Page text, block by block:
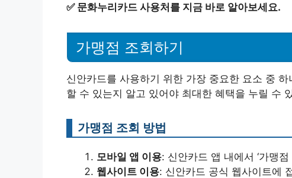
✅ 문화누리카드 사용처를 지금 바로 알아보세요.
가맹점 조회하기
신안카드를 사용하기 위한 가장 중요한 요소 중
할 수 있는지 알고 있어야 최대한 혜택을 누릴 수
가맹점 조회 방법
모바일 앱 이용: 신안카드 앱 내에서 ‘가맹
웹사이트 이용: 신안카드 공식 웹사이트에